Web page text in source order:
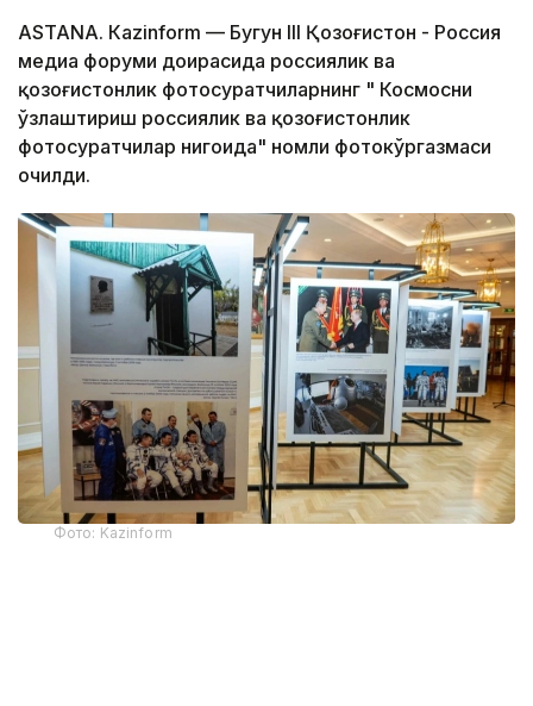
ASTANA. Кazinform — Бугун III Қозоғистон - Россия
медиа форуми доирасида россиялик ва
қозоғистонлик фотосуратчиларнинг " Космосни
ўзлаштириш россиялик ва қозоғистонлик
фотосуратчилар нигоҳида" номли фотокўргазмаси
очилди.
Фото: Kazinform